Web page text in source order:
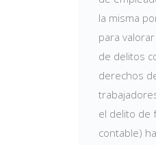
la misma
para
de delitos
derechos
el delito de
contable)